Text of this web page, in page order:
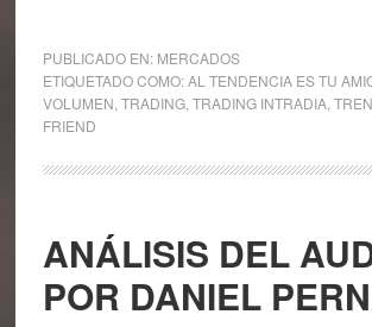
PUBLICADO EN: MERCADOS
ETIQUETADO COMO:AL TENDENCIA ES TU
VOLUMEN TRADING, TRADING INTRADIA,
FRIEND
ANÁLISIS DEL
POR DANIEL